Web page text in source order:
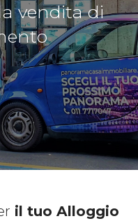
vendita di
il tuo Alloggio